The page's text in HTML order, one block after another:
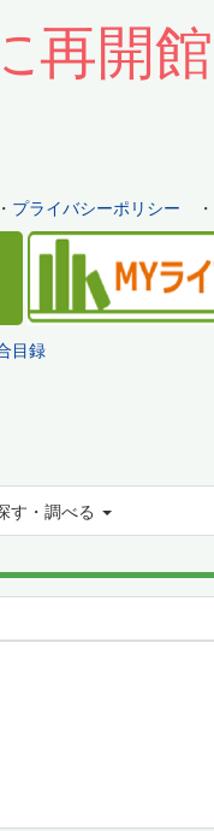
再開
プライバシーポリシー ・
目録
す・調べる